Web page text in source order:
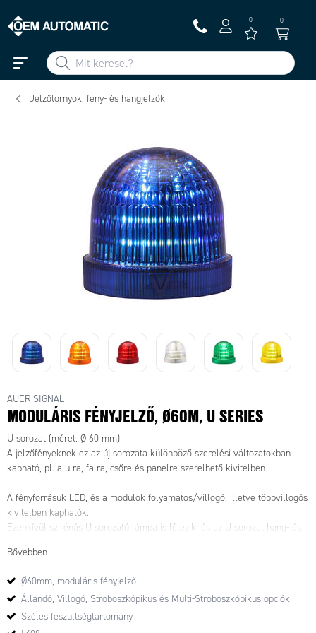
0 0
Jelzőtornyok, fény- és hangjelzők
AUER SIGNAL
MODULÁRIS FÉNYJELZŐ, Ø60M, U SERIES
U sorozat (méret: Ø 60 mm)
A jelzőfényeknek ez az új sorozata különböző szerelési változatokban
kapható, pl. alulra, falra, csőre és panelre szerelhető kivitelben.
A fényforrásuk LED, és a modulok folyamatos/villogó, illetve többvillogós
kivitelben kaphatók.
Ezenkívül szirénás U sorozatú lámpa is létezik, és az U sorozat hang- és
– Folyamatos/villogó/többvillogós LED
– Fény és hang kombinálva
– 100 dB-ig terjedő
Bővebben
Ø60mm, moduláris fényjelző
Állandó, Villogó, Stroboszkópikus és Multi-Stroboszkópikus opciók
Széles feszültségtartomány